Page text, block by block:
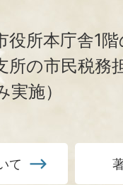
役所本庁舎1
所の市民税務
施）
て